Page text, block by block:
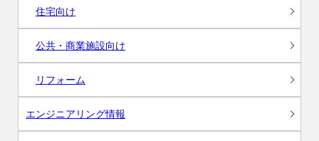
住宅向け
公共・商業施設向け
リフォーム
エンジニアリング情報